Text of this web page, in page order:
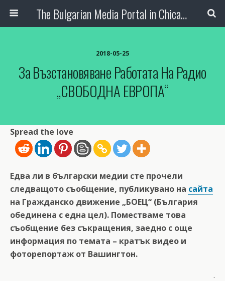
The Bulgarian Media Portal in Chicago
2018-05-25
За Възстановяване Работата На Радио
„СВОБОДНА ЕВРОПА“
Spread the love
Едва ли в български медии сте прочели
следващото съобщение, публикувано на сайта
на Гражданско движение „БОЕЦ“ (България
обединена с една цел). Поместваме това
съобщение без съкращения, заедно с още
информация по темата – кратък видео и
фоторепортаж от Вашингтон.
.